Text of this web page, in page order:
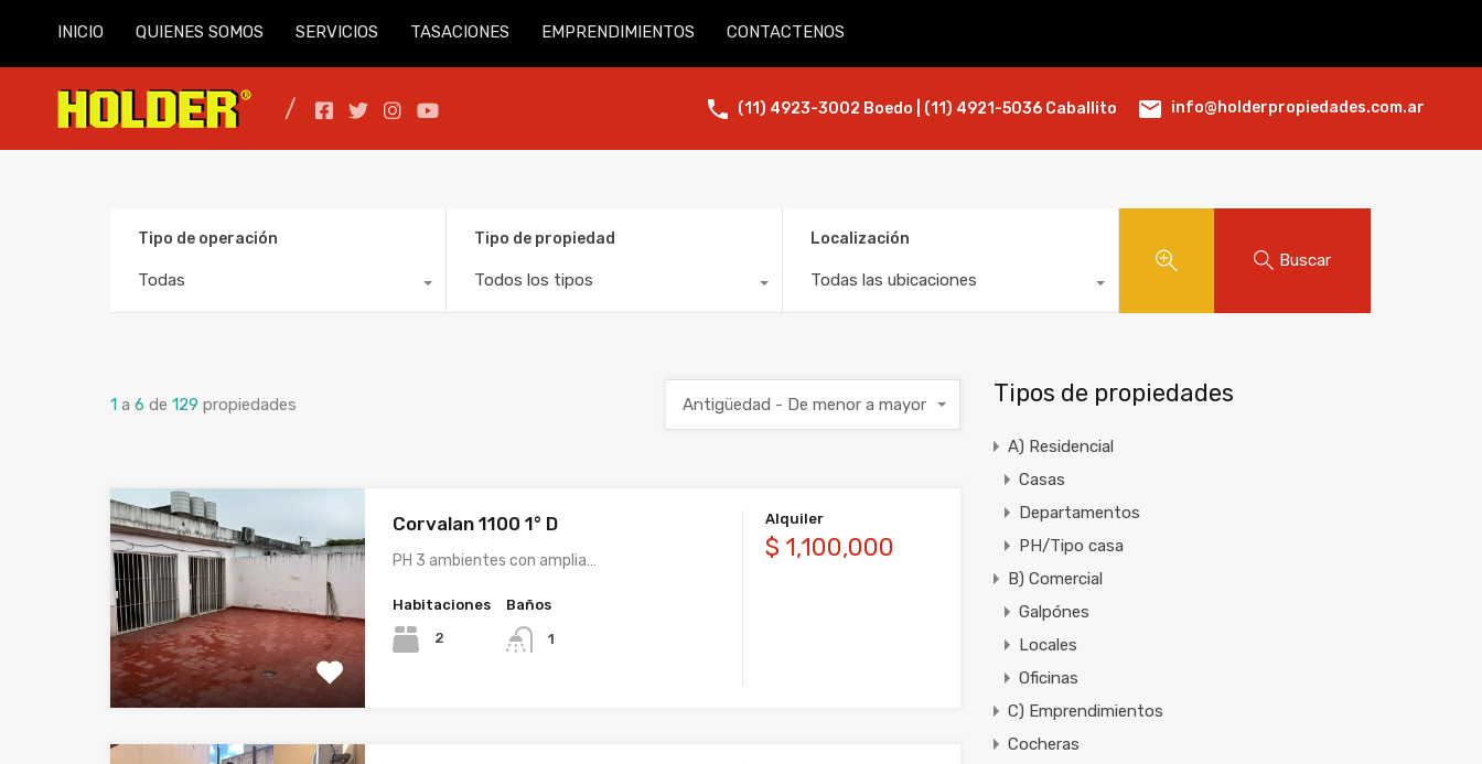
INICIO QUIENES SOMOS SERVICIOS TASACIONES EMPRENDIMIENTOS CONTACTENOS
(11) 4923-3002 Boedo | (11) 4921-5036 Caballito info@holderpropiedades.com.ar
Tipo de operación
Todas
Tipo de propiedad
Todos los tipos
Localización
Todas las ubicaciones
Buscar
1 a 6 de 129 propiedades Antigüedad - De menor a mayor
Corvalan 1100 1° D
PH 3 ambientes con amplia…
Habitaciones
2
Baños
1
Alquiler
$ 1,100,000
Tipos de propiedades
A) Residencial
Casas
Departamentos
PH/Tipo casa
B) Comercial
Galpónes
Locales
Oficinas
C) Emprendimientos
Cocheras